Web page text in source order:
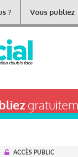
? Vous publiez
ACCÈS PUBLIC